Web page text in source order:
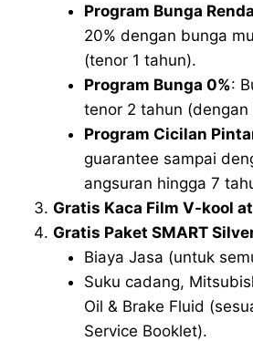
Program Bunga
20% dengan bunga
(tenor 1 tahun).
Program Bunga 0%:
tenor 2 tahun (dengan
Program Cicilan
guarantee sampai
angsuran hingga 7
Gratis Kaca Film V-kool
Gratis Paket SMART
Biaya Jasa (untuk
Suku cadang,
Oil & Brake Fluid
Service Booklet).